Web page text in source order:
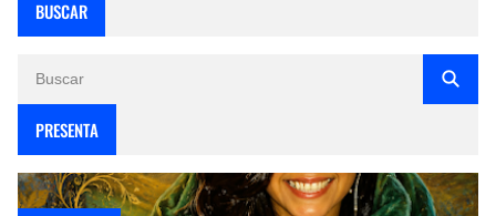
BUSCAR
PRESENTA